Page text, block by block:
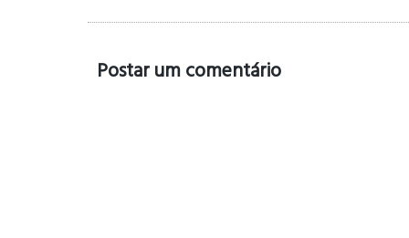
Postar um comentário